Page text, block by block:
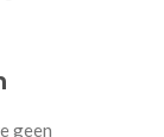
geen